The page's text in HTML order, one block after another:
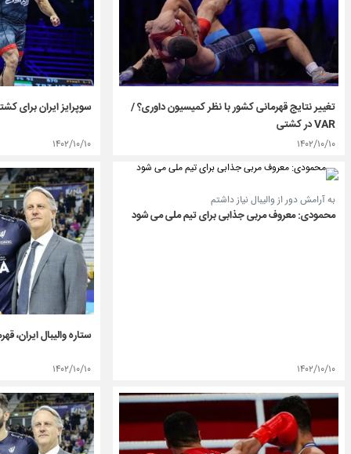
تغییر نتایج قهرمانی کشور با نظر کمیسیون داوری؟ /
VAR در کشتی
۱۴۰۲/۱۰/۱۰
سوپرایز ایران برای
۱۴۰۲/۱۰/۱۰
به آرامش دور از والیبال نیاز داشتم
محمودی: معروف مربی جذابی برای تیم ملی می شود
۱۴۰۲/۱۰/۱۰
ستاره والیبال ایران،
۱۴۰۲/۱۰/۱۰